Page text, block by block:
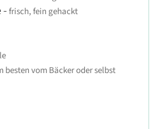
- frisch, fein gehackt
besten vom Bäcker oder selbst